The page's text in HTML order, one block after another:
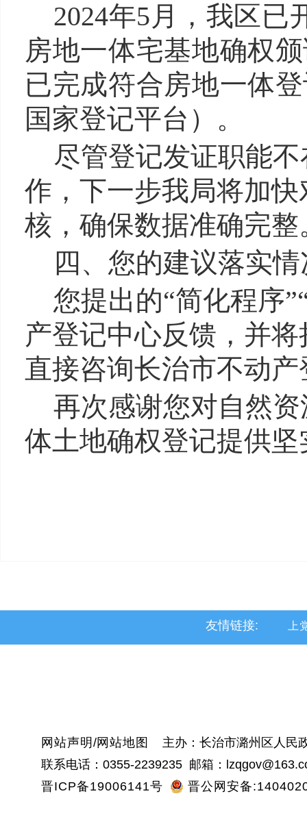
2024年5月，我区
房地一体宅基地确权
已完成符合房地一体
国家登记平台）。
尽管登记发证职能
作，下一步我局将加
核，确保数据准确完
四、您的建议落实情
您提出的“简化程序
产登记中心反馈，并
直接咨询长治市不动
再次感谢您对自然
体土地确权登记提供
友情链接: 上
网站声明 /网站地图
主办：长治市潞州区人民
联系电话：0355-2239235 邮箱：
晋ICP备19006141号
晋公网安备